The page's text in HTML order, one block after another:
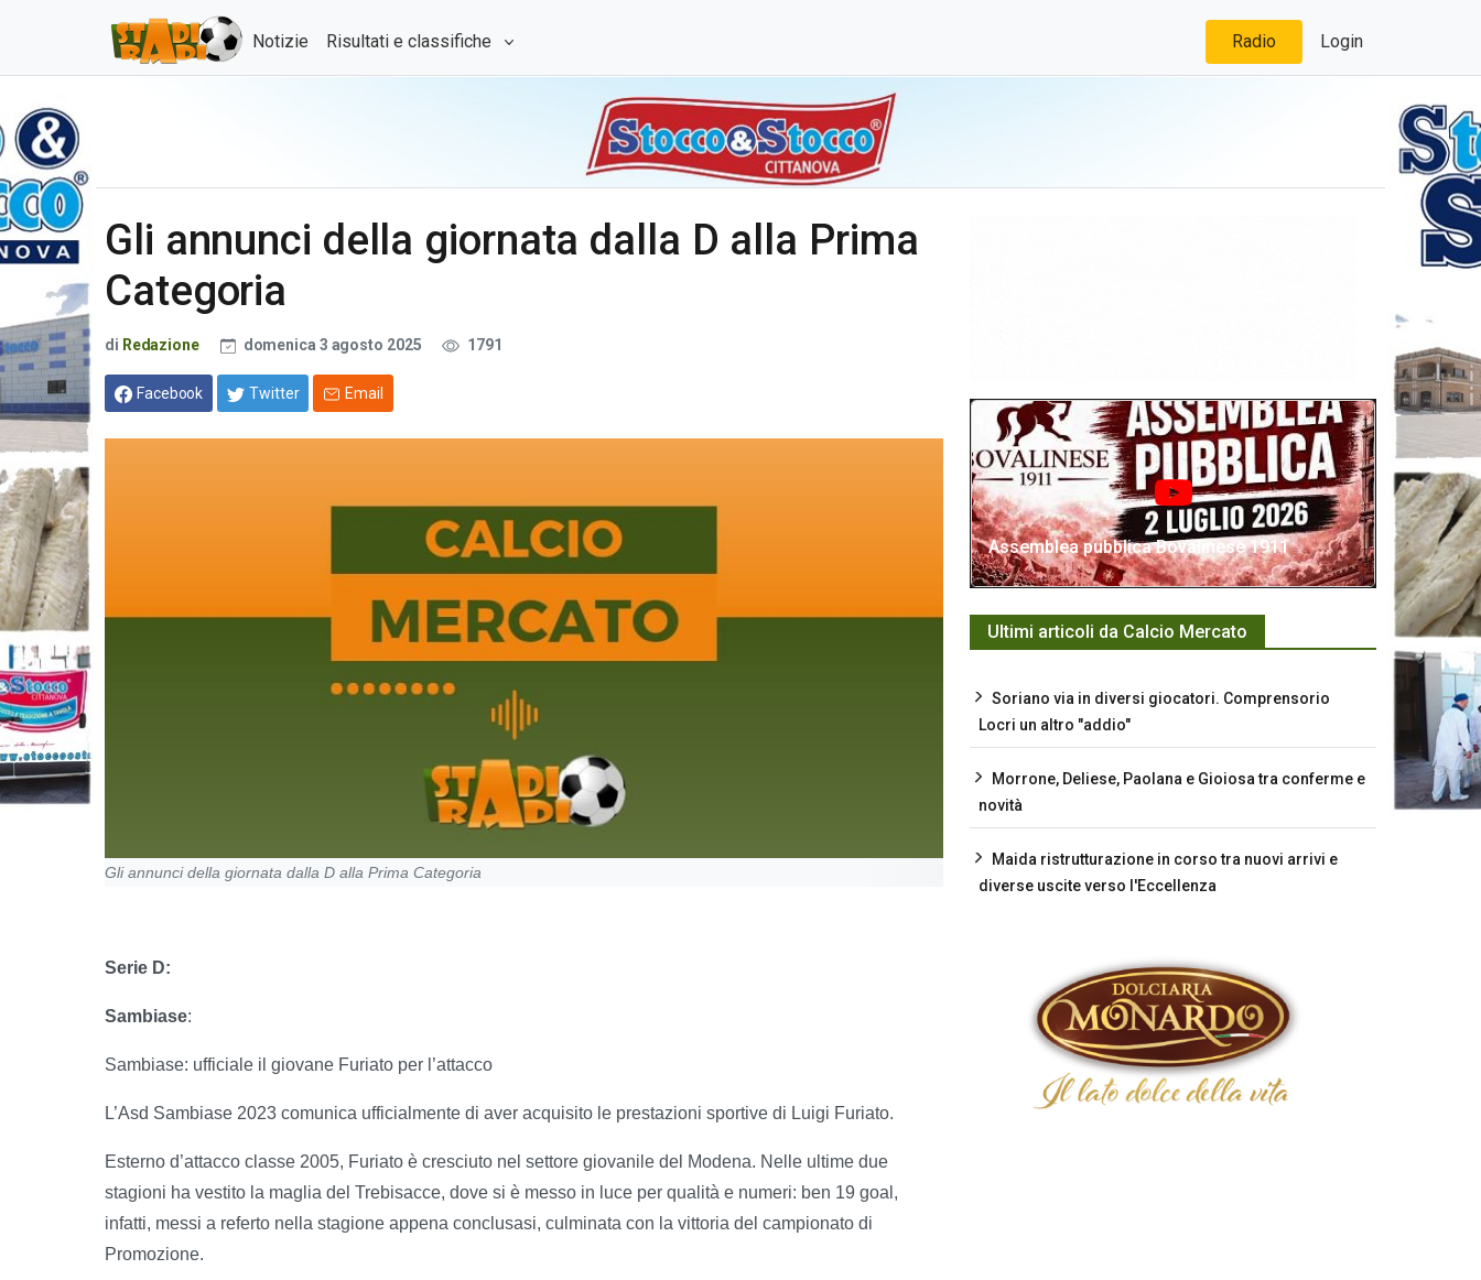
Notizie Risultati e classifiche Radio Login
Gli annunci della giornata dalla D alla Prima
Categoria
di Redazione domenica 3 agosto 2025 1791
Facebook Twitter Email
Gli annunci della giornata dalla D alla Prima Categoria
Serie D:
Sambiase:
Sambiase: ufficiale il giovane Furiato per l’attacco
L’Asd Sambiase 2023 comunica ufficialmente di aver acquisito le prestazioni sportive di Luigi Furiato.
Esterno d’attacco classe 2005, Furiato è cresciuto nel settore giovanile del Modena. Nelle ultime due
stagioni ha vestito la maglia del Trebisacce, dove si è messo in luce per qualità e numeri: ben 19 goal,
infatti, messi a referto nella stagione appena conclusasi, culminata con la vittoria del campionato di
Promozione.
Assemblea pubblica Bovalinese 1911
Ultimi articoli da Calcio Mercato
Soriano via in diversi giocatori. Comprensorio
Locri un altro "addio"
Morrone, Deliese, Paolana e Gioiosa tra conferme e
novità
Maida ristrutturazione in corso tra nuovi arrivi e
diverse uscite verso l'Eccellenza